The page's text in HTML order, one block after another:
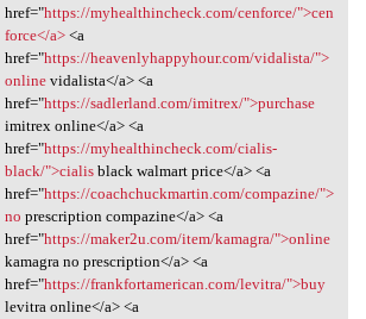
href="https://myhealthincheck.com/cenforce/">cen
force</a><a
href="https://heavenlyhappyhour.com/vidalista/">
onlinevidalista</a> <a
href="https://sadlerland.com/imitrex/">purchase
imitrex online</a> <a
href="https://myhealthincheck.com/cialis-
black/">cialisblack walmart price</a> <a
href="https://coachchuckmartin.com/compazine/">
no prescription compazine</a> <a
href="https://maker2u.com/item/kamagra/">online
kamagra no prescription</a> <a
href="https://frankfortamerican.com/levitra/">buy
levitra online</a> <a